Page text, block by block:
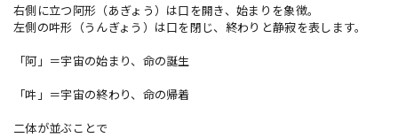
右側に立つ阿形（あぎょう）は口を開き、始まりを象徴。
左側の吽形（うんぎょう）は口を閉じ、終わりと静寂を表します。
「阿」＝宇宙の始まり、命の誕生
「吽」＝宇宙の終わり、命の帰着
二体が並ぶことで